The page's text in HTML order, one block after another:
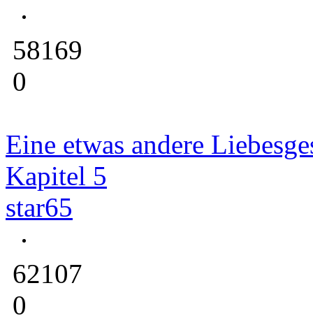
58169
0
Eine etwas andere
Kapitel 5
star65
62107
0